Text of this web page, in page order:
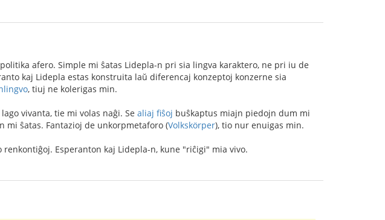
afero. Simple mi ŝatas Lidepla-n pri sia lingva karaktero, ne pri iu de
kaj Lidepla estas konstruita laŭ diferencaj konzeptoj konzerne sia
, tiuj ne kolerigas min.
vivanta, tie mi volas naĝi. Se aliaj fiŝoj buŝkaptus miajn piedojn dum mi
mi ŝatas. Fantazioj de unkorpmetaforo (Volkskörper), tio nur enuigas min.
Esperanton kaj Lidepla-n, kune "riĉigi" mia vivo.